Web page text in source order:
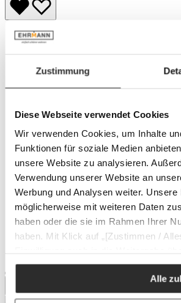
Zustimmung
Diese Webseite verwendet Cookies
Wir verwenden Cookies, um Inhalte
Funktionen für soziale Medien
unsere Website zu analysieren.
Verwendung unserer Website an
Werbung und Analysen weiter.
möglicherweise mit weiteren Daten
haben oder die sie im Rahmen Ihrer
haben. Mit Klick auf „[Zustimmen /
unseren Partner, die shopware AG
Deutschland), die diese Daten Ihnen
aber zu eigenen Zwecken (z.B.
Alle